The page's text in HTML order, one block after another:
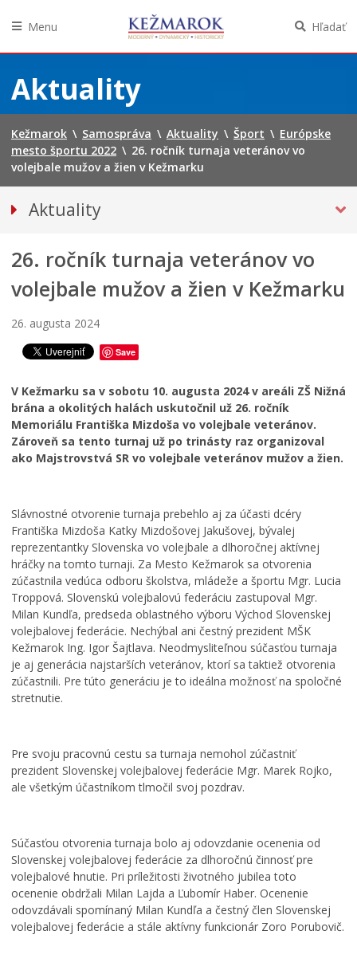
obsah
Menu Hľadať
Aktuality
Kežmarok \ Samospráva \ Aktuality \ Šport \ Európske
mesto športu 2022 \ 26. ročník turnaja veteránov vo
volejbale mužov a žien v Kežmarku
Aktuality
Spravodajstvo
Kultúra
Školstvo
Bezpečnosť
Životné prostredie
Cirkev
ŠPORT
Európska komunita športu 2024
26. ročník turnaja veteránov vo
volejbale mužov a žien v Kežmarku
26. augusta 2024
Save
V Kežmarku sa v sobotu 10. augusta 2024 v areáli ZŠ Nižná
brána a okolitých halách uskutočnil už 26. ročník
Memoriálu Františka Mizdoša vo volejbale veteránov.
Zároveň sa tento turnaj už po trinásty raz organizoval
ako Majstrovstvá SR vo volejbale veteránov mužov a žien.
Slávnostné otvorenie turnaja prebehlo aj za účasti dcéry
Františka Mizdoša Katky Mizdošovej Jakušovej, bývalej
reprezentantky Slovenska vo volejbale a dlhoročnej aktívnej
hráčky na tomto turnaji. Za Mesto Kežmarok sa otvorenia
zúčastnila vedúca odboru školstva, mládeže a športu Mgr. Lucia
Troppová. Slovenskú volejbalovú federáciu zastupoval Mgr.
Milan Kundľa, predseda oblastného výboru Východ Slovenskej
volejbalovej federácie. Nechýbal ani čestný prezident MŠK
Kežmarok Ing. Igor Šajtlava. Neodmysliteľnou súčasťou turnaja
je aj generácia najstarších veteránov, ktorí sa taktiež otvorenia
zúčastnili. Pre túto generáciu je to ideálna možnosť na spoločné
stretnutie.
Pre svoju pracovnú cestu sa turnaja nemohol zúčastniť
prezident Slovenskej volejbalovej federácie Mgr. Marek Rojko,
ale všetkým účastníkom tlmočil svoj pozdrav.
Súčasťou otvorenia turnaja bolo aj odovzdanie ocenenia od
Slovenskej volejbalovej federácie za dlhoročnú činnosť pre
volejbalové hnutie. Pri príležitosti životného jubilea toto
ocenenie obdržali Milan Lajda a Ľubomír Haber. Ocenenie
odovzdávali spomínaný Milan Kundľa a čestný člen Slovenskej
volejbalovej federácie a stále aktívny funkcionár Zoro Porubovič.